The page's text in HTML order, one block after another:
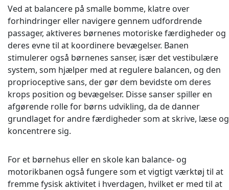
Ved at balancere på smalle bomme, klatre over
forhindringer eller navigere gennem udfordrende
passager, aktiveres børnenes motoriske færdigheder og
deres evne til at koordinere bevægelser. Banen
stimulerer også børnenes sanser, især det vestibulære
system, som hjælper med at regulere balancen, og den
proprioceptive sans, der gør dem bevidste om deres
krops position og bevægelser. Disse sanser spiller en
afgørende rolle for børns udvikling, da de danner
grundlaget for andre færdigheder som at skrive, læse og
koncentrere sig.
For et børnehus eller en skole kan balance- og
motorikbanen også fungere som et vigtigt værktøj til at
fremme fysisk aktivitet i hverdagen, hvilket er med til at